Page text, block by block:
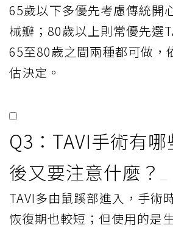
65歲以下多優先考慮傳統開
械瓣；80歲以上則常優先選
65至80歲之間兩種都可做，
估決定。
Q3：TAVI手術有
後又要注意什麼？
TAVI多由鼠蹊部進入，手術
恢復期也較短；但使用的是